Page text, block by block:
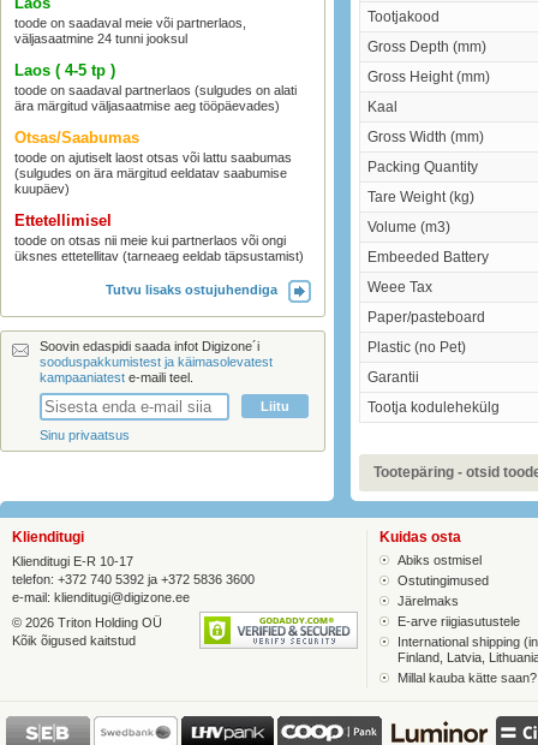
toode on saadaval meie või partnerlaos,
väljasaatmine 24 tunni jooksul
Laos ( 4-5 tp )
toode on saadaval partnerlaos (sulgudes on alati
ära märgitud väljasaatmise aeg tööpäevades)
Otsas/Saabumas
toode on ajutiselt laost otsas või lattu saabumas
(sulgudes on ära märgitud eeldatav saabumise
kuupäev)
Ettetellimisel
toode on otsas nii meie kui partnerlaos või ongi
üksnes ettetellitav (tarneaeg eeldab täpsustamist)
Tutvu lisaks ostujuhendiga
Soovin edaspidi saada infot Digizone´i
sooduspakkumistest ja käimasolevatest
kampaaniatest e-maili teel.
Sinu privaatsus
Tootjakood
Gross Depth (mm)
Gross Height (mm)
Kaal
Gross Width (mm)
Packing Quantity
Tare Weight (kg)
Volume (m3)
Embeeded Battery
Weee Tax
Paper/pasteboard
Plastic (no Pet)
Garantii
Tootja kodulehekülg
Tootepäring - otsid
Klienditugi
Klienditugi E-R 10-17
telefon: +372 740 5392 ja +372 5836 3600
e-mail: klienditugi@digizone.ee
© 2026 Triton Holding OÜ
Kõik õigused kaitstud
Kuidas osta
Abiks ostmisel
Ostutingimused
Järelmaks
E-arve riigiasutustele
International shipping
Finland, Latvia,
Millal kauba kätte saan?